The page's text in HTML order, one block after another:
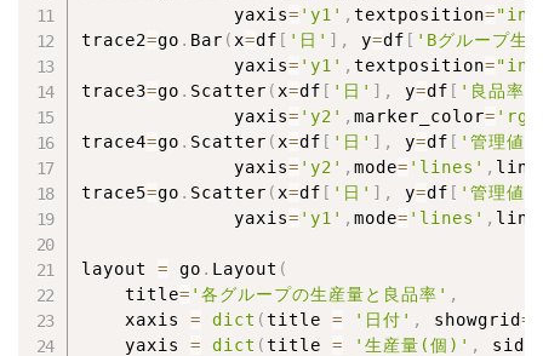
              yaxis
= 'y1' , textposition=
trace2=go . Bar ( x=df [ '日' ] , y=df [ 'Bグループ生
              yaxis
= 'y1' , textposition=
trace3=go . Scatter ( x=df [ '日' ] , y=df [ '良品率'
              yaxis
= 'y2' , marker_color=
trace4=go . Scatter ( x=df [ '日' ] , y=df [ '管理値
              yaxis
= 'y2' , mode= 'lines' , line
trace5=go . Scatter ( x=df [ '日' ] , y=df [ '管理値
              yaxis
= 'y1' , mode= 'lines' , line
layout = go . Layout (
    title
= '各グループの生産量と良品率' ,
    xaxis
= dict (title = '日付' , showgrid=
    yaxis
= dict (title = '生産量(個)' ,